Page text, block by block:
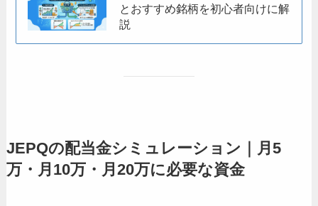
とおすすめ銘柄を初心者向けに解
説
JEPQの配当金シミュレーション｜月5
万・月10万・月20万に必要な資金